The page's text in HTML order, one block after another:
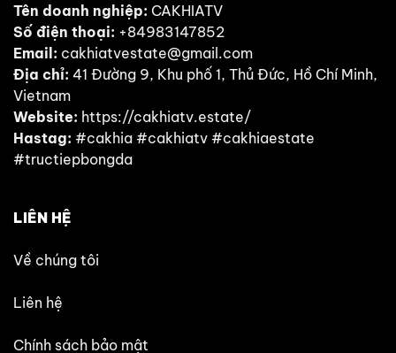
Tên doanh nghiệp: CAKHIATV
Số điện thoại: +84983147852
Email: cakhiatvestate@gmail.com
Địa chỉ: 41 Đường 9, Khu phố 1, Thủ Đức, Hồ Chí Minh,
Vietnam
Website: https://cakhiatv.estate/
Hastag: #cakhia #cakhiatv #cakhiaestate
#tructiepbongda
LIÊN HỆ
Về chúng tôi
Liên hệ
Chính sách bảo mật